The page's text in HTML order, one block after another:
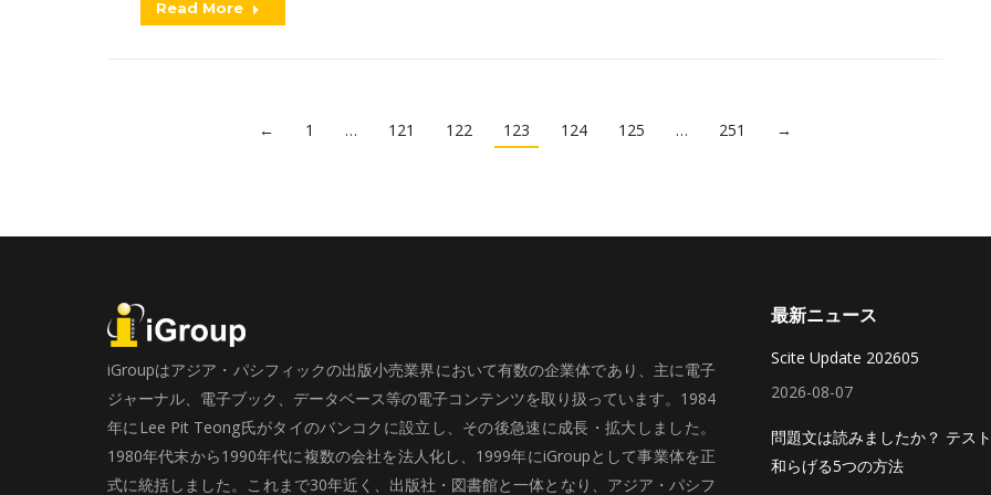
Read More
← 1 … 121 122 123 124 125 … 251 →
iGroupはアジア・パシフィックの出版小売業界において有数の企業体であり、主に電子
ジャーナル、電子ブック、データベース等の電子コンテンツを取り扱っています。1984
年にLee Pit Teong氏がタイのバンコクに設立し、その後急速に成長・拡大しました。
1980年代末から1990年代に複数の会社を法人化し、1999年にiGroupとして事業体を正
式に統括しました。これまで30年近く、出版社・図書館と一体となり、アジア・パシフ
最新ニュース
Scite Update 202605
2026-08-07
問題文は読みましたか？ テス
和らげる5つの方法